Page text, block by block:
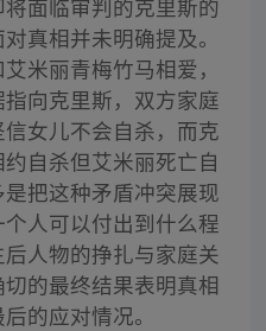
面临审判的克里斯的
真相并未明确提及。
米丽青梅竹马相爱，
向克里斯，双方家庭
女儿不会自杀，而克
自杀但艾米丽死亡自
把这种矛盾冲突展现
人可以付出到什么程
人物的挣扎与家庭关
的最终结果表明真相
的应对情况。